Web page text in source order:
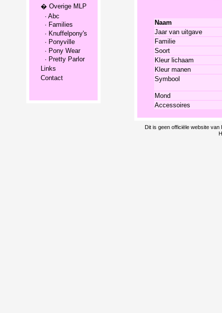
� Overige MLP
· Abc
· Families
· Knuffelpony's
· Ponyville
· Pony Wear
· Pretty Parlor
Links
Contact
Naam
Jaar van uitgave
Familie
Soort
Kleur lichaam
Kleur manen
Symbool
Mond
Accessoires
Dit is geen officiële website